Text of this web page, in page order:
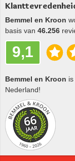
Bemmel en Kroon
basis van 46.256
9,1
Bemmel en Kroon
Nederland!